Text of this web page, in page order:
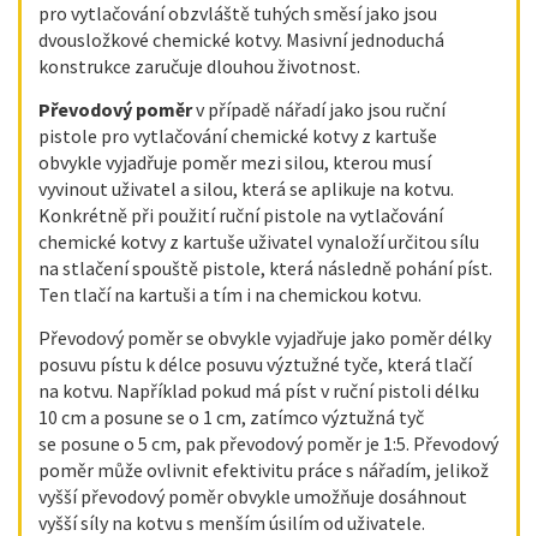
pro vytlačování obzvláště tuhých směsí jako jsou
dvousložkové chemické kotvy. Masivní jednoduchá
konstrukce zaručuje dlouhou životnost.
Převodový poměrv případě nářadí jako jsou ruční
pistole pro vytlačování chemické kotvy z kartuše
obvykle vyjadřuje poměr mezi silou, kterou musí
vyvinout uživatel a silou, která se aplikuje na kotvu.
Konkrétně při použití ruční pistole na vytlačování
chemické kotvy z kartuše uživatel vynaloží určitou sílu
na stlačení spouště pistole, která následně pohání píst.
Ten tlačí na kartuši a tím i na chemickou kotvu.
Převodový poměr se obvykle vyjadřuje jako poměr délky
posuvu pístu k délce posuvu výztužné tyče, která tlačí
na kotvu. Například pokud má píst v ruční pistoli délku
10 cm a posune se o 1 cm, zatímco výztužná tyč
se posune o 5 cm, pak převodový poměr je 1:5. Převodový
poměr může ovlivnit efektivitu práce s nářadím, jelikož
vyšší převodový poměr obvykle umožňuje dosáhnout
vyšší síly na kotvu s menším úsilím od uživatele.